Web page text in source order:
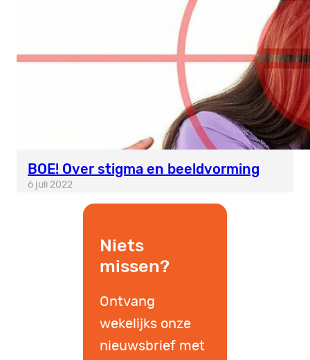
BOE! Over stigma en beeldvorming
6 juli 2022
Niets
missen?
Ontvang
wekelijks onze
nieuwsbrief met